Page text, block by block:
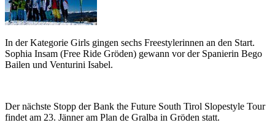
In der Kategorie Girls gingen sechs Freestylerinnen an den Start.
Sophia Insam (Free Ride Gröden) gewann vor der Spanierin Bego
Bailen und Venturini Isabel.
Der nächste Stopp der Bank the Future South Tirol Slopestyle Tour
findet am 23. Jänner am Plan de Gralba in Gröden statt.